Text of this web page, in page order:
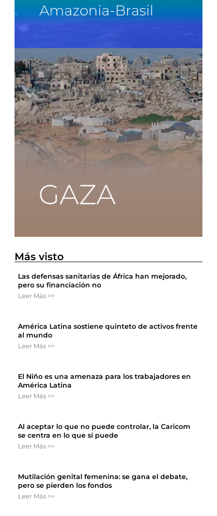
Más visto
Las defensas sanitarias de África han mejorado,
pero su financiación no
Leer Más >>
América Latina sostiene quinteto de activos frente
al mundo
Leer Más >>
El Niño es una amenaza para los trabajadores en
América Latina
Leer Más >>
Al aceptar lo que no puede controlar, la Caricom
se centra en lo que sí puede
Leer Más >>
Mutilación genital femenina: se gana el debate,
pero se pierden los fondos
Leer Más >>